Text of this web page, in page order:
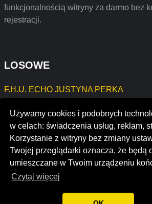
Używamy cookies i podobnych
w celach: świadczenia usług, reklam,
Korzystanie z witryny bez zmiany
Twojej przeglądarki oznacza, że będą
umieszczane w Twoim urządzeniu
Czytaj więcej
funkcjonalnością witryny za darmo bez
rejestracji.
LOSOWE
F.H.U. ECHO JUSTYNA PERKA
Monte Capri Seweryn Fabijaniak
Elżbieta Dallemura - Psychoterapia
aerocondor
jfd packaging
© 2022 Opinie o firmach